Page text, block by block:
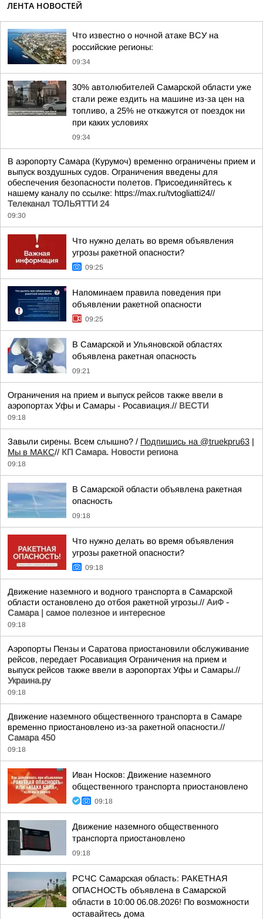
ЛЕНТА НОВОСТЕЙ
Что известно о ночной атаке ВСУ на
российские регионы:
09:34
30% автолюбителей Самарской области уже
стали реже ездить на машине из-за цен на
топливо, а 25% не откажутся от поездок ни
при каких условиях
09:34
В аэропорту Самара (Курумоч) временно ограничены прием и
выпуск воздушных судов. Ограничения введены для
обеспечения безопасности полетов. Присоединяйтесь к
нашему каналу по ссылке: https://max.ru/tvtogliatti24//
Телеканал ТОЛЬЯТТИ 24
09:30
Что нужно делать во время объявления
угрозы ракетной опасности?
09:25
Напоминаем правила поведения при
объявлении ракетной опасности
09:25
В Самарской и Ульяновской областях
объявлена ракетная опасность
09:21
Ограничения на прием и выпуск рейсов также ввели в
аэропортах Уфы и Самары - Росавиация.// ВЕСТИ
09:18
Завыли сирены. Всем слышно? / Подпишись на @truekpru63 |
Мы в МАКС// КП Самара. Новости региона
09:18
В Самарской области объявлена ракетная
опасность
09:18
Что нужно делать во время объявления
угрозы ракетной опасности?
09:18
Движение наземного и водного транспорта в Самарской
области остановлено до отбоя ракетной угрозы.// АиФ -
Самара | самое полезное и интересное
09:18
Аэропорты Пензы и Саратова приостановили обслуживание
рейсов, передает Росавиация Ограничения на прием и
выпуск рейсов также ввели в аэропортах Уфы и Самары.//
Украина.ру
09:18
Движение наземного общественного транспорта в Самаре
временно приостановлено из-за ракетной опасности.//
Самара 450
09:18
Иван Носков: Движение наземного
общественного транспорта приостановлено
09:18
Движение наземного общественного
транспорта приостановлено
09:18
РСЧС Самарская область: РАКЕТНАЯ
ОПАСНОСТЬ объявлена в Самарской
области в 10:00 06.08.2026! По возможности
оставайтесь дома